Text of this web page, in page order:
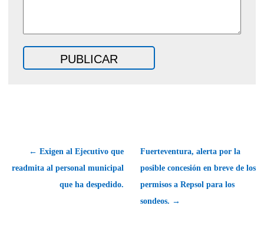
← Exigen al Ejecutivo que
readmita al personal municipal
que ha despedido.
Fuerteventura, alerta por la
posible concesión en breve de los
permisos a Repsol para los
sondeos. →